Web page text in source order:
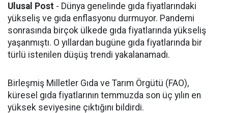
Ulusal Post - Dünya genelinde gıda fiyatlarındaki
yükseliş ve gıda enflasyonu durmuyor. Pandemi
sonrasında birçok ülkede gıda fiyatlarında yükseliş
yaşanmıştı. O yıllardan bugüne gıda fiyatlarında bir
türlü istenilen düşüş trendi yakalanamadı.
Birleşmiş Milletler Gıda ve Tarım Örgütü (FAO),
küresel gıda fiyatlarının temmuzda son üç yılın en
yüksek seviyesine çıktığını bildirdi.